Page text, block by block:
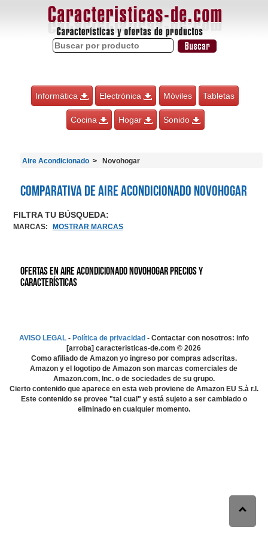
Informática Electrónica Móviles Tabletas
Cocina Hogar Sonido
Aire Acondicionado Novohogar
Comparativa de Aire Acondicionado Novohogar
FILTRA TU BÚSQUEDA:
MARCAS: MOSTRAR MARCAS
Ofertas en Aire Acondicionado Novohogar precios y
características
AVISO LEGAL- Política de privacidad - Contactar con nosotros: info
[arroba] caracteristicas-de.com ©2026
Como afiliado de Amazon yo ingreso por compras adscritas.
Amazon y el logotipo de Amazon son marcas comerciales de
Amazon.com, Inc. o de sociedades de su grupo.
Cierto contenido que aparece en esta web proviene de Amazon EU S.à r.l.
Este contenido se provee "tal cual" y está sujeto a ser cambiado o
eliminado en cualquier momento.